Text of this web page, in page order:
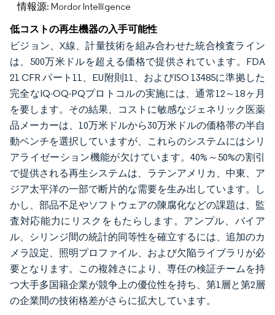
情報源: Mordor Intelligence
低コストの再生機器の入手可能性
ビジョン、X線、計量技術を組み合わせた統合検査ライン
は、500万米ドルを超える価格で提供されています。FDA
21 CFR パート11、EU附則11、およびISO 13485に準拠した
完全なIQ-OQ-PQプロトコルの実施には、通常12～18ヶ月
を要します。その結果、コストに敏感なジェネリック医薬
品メーカーは、10万米ドルから30万米ドルの価格帯の半自
動ベンチを選択していますが、これらのシステムにはシリ
アライゼーション機能が欠けています。40%～50%の割引
で提供される再生システムは、ラテンアメリカ、中東、ア
ジア太平洋の一部で断片的な需要を生み出しています。し
かし、部品不足やソフトウェアの陳腐化などの課題は、監
査対応能力にリスクをもたらします。アンプル、バイア
ル、シリンジ間の統計的同等性を確立するには、追加のカ
メラ設定、照明プロファイル、および欠陥ライブラリが必
要となります。この複雑さにより、専任の検証チームを持
つ大手多国籍企業が競争上の優位性を持ち、第1層と第2層
の企業間の技術格差がさらに拡大しています。